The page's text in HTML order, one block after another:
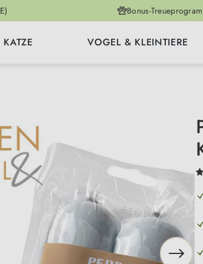
Bonus-
KATZE VOGEL & KLEINTIERE